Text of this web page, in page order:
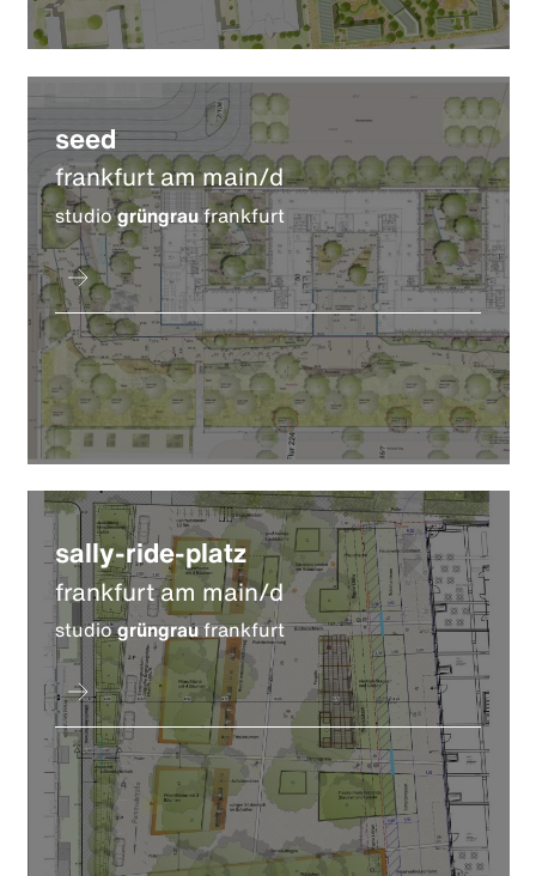
seed
frankfurt am main/d
studiogrüngraufrankfurt
sally-ride-platz
frankfurt am main/d
studiogrüngraufrankfurt